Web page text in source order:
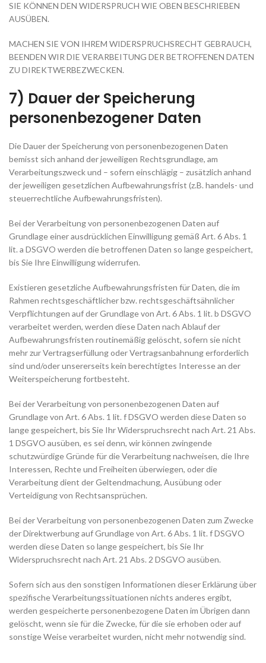
SIE KÖNNEN DEN WIDERSPRUCH WIE OBEN BESCHRIEBEN
AUSÜBEN.
MACHEN SIE VON IHREM WIDERSPRUCHSRECHT GEBRAUCH,
BEENDEN WIR DIE VERARBEITUNG DER BETROFFENEN DATEN
ZU DIREKTWERBEZWECKEN.
7) Dauer der Speicherung
personenbezogener Daten
Die Dauer der Speicherung von personenbezogenen Daten
bemisst sich anhand der jeweiligen Rechtsgrundlage, am
Verarbeitungszweck und – sofern einschlägig – zusätzlich anhand
der jeweiligen gesetzlichen Aufbewahrungsfrist (z.B. handels- und
steuerrechtliche Aufbewahrungsfristen).
Bei der Verarbeitung von personenbezogenen Daten auf
Grundlage einer ausdrücklichen Einwilligung gemäß Art. 6 Abs. 1
lit. a DSGVO werden die betroffenen Daten so lange gespeichert,
bis Sie Ihre Einwilligung widerrufen.
Existieren gesetzliche Aufbewahrungsfristen für Daten, die im
Rahmen rechtsgeschäftlicher bzw. rechtsgeschäftsähnlicher
Verpflichtungen auf der Grundlage von Art. 6 Abs. 1 lit. b DSGVO
verarbeitet werden, werden diese Daten nach Ablauf der
Aufbewahrungsfristen routinemäßig gelöscht, sofern sie nicht
mehr zur Vertragserfüllung oder Vertragsanbahnung erforderlich
sind und/oder unsererseits kein berechtigtes Interesse an der
Weiterspeicherung fortbesteht.
Bei der Verarbeitung von personenbezogenen Daten auf
Grundlage von Art. 6 Abs. 1 lit. f DSGVO werden diese Daten so
lange gespeichert, bis Sie Ihr Widerspruchsrecht nach Art. 21 Abs.
1 DSGVO ausüben, es sei denn, wir können zwingende
schutzwürdige Gründe für die Verarbeitung nachweisen, die Ihre
Interessen, Rechte und Freiheiten überwiegen, oder die
Verarbeitung dient der Geltendmachung, Ausübung oder
Verteidigung von Rechtsansprüchen.
Bei der Verarbeitung von personenbezogenen Daten zum Zwecke
der Direktwerbung auf Grundlage von Art. 6 Abs. 1 lit. f DSGVO
werden diese Daten so lange gespeichert, bis Sie Ihr
Widerspruchsrecht nach Art. 21 Abs. 2 DSGVO ausüben.
Sofern sich aus den sonstigen Informationen dieser Erklärung über
spezifische Verarbeitungssituationen nichts anderes ergibt,
werden gespeicherte personenbezogene Daten im Übrigen dann
gelöscht, wenn sie für die Zwecke, für die sie erhoben oder auf
sonstige Weise verarbeitet wurden, nicht mehr notwendig sind.